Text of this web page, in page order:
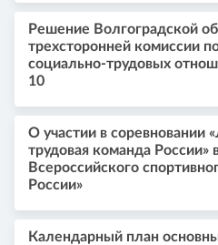
Решение Волгоградской
трехсторонней комиссии
социально-трудовых
10
О участии в соревновании
трудовая команда России»
Всероссийского
России»
Календарный план